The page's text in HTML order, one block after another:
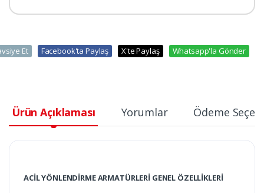
Et Facebook'ta Paylaş X'te Paylaş Whatsapp'la Gönder
Ürün Açıklaması Yorumlar Ödeme
ACİL YÖNLENDİRME ARMATÜRLERİ GENEL ÖZELLİKLERİ